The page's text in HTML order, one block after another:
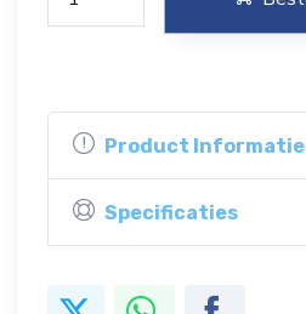
Product Informatie
Specificaties